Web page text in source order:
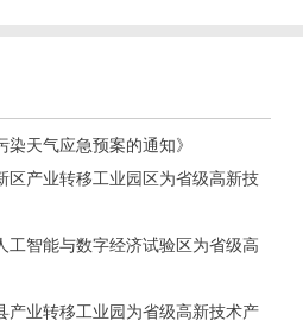
天气应急预案的通知》
区产业转移工业园区为省级高新技
工智能与数字经济试验区为省级高
产业转移工业园为省级高新技术产